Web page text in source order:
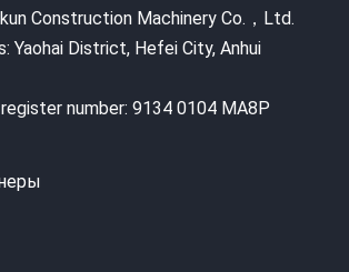
Construction Machinery Co.，Ltd.
Yaohai District, Hefei City, Anhui
number: 9134 0104 MA8P